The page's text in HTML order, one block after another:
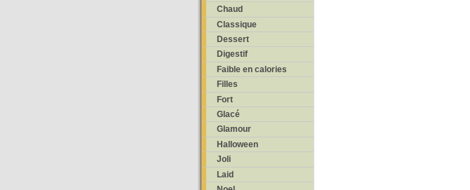
Chaud
Classique
Dessert
Digestif
Faible en calories
Filles
Fort
Glacé
Glamour
Halloween
Joli
Laid